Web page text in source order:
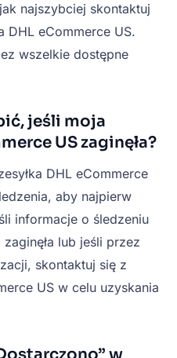
najszybciej skontaktuj
DHL eCommerce US.
wszelkie dostępne
jeśli moja
US zaginęła?
DHL eCommerce
aby najpierw
informacje o śledzeniu
lub jeśli przez
skontaktuj się z
US w celu uzyskania